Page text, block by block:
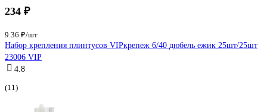
234 ₽
9.36 ₽/шт
Набор крепления плинтусов VIPкрепеж 6/40 дюбель ежик 25шт/25шт
23006 VIP
4.8
(11)